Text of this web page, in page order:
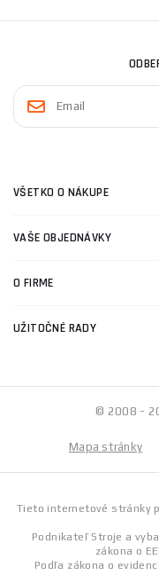
VŠETKO O NÁKUPE
VAŠE OBJEDNÁVKY
O FIRME
UŽITOČNÉ RADY
© 2008 -
Mapa stránky
Tieto internetové stránky
Podnikateľ Stroje a
zákona o
Podľa zákona o